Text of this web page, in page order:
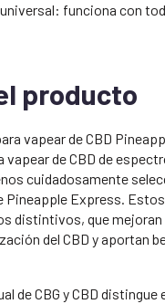
funciona con
producto
vapear de CBD
vapear de CBD de
cuidadosamente
Pineapple Express.
distintivos, que mejoran
del CBD y aportan
de CBG y CBD distingue